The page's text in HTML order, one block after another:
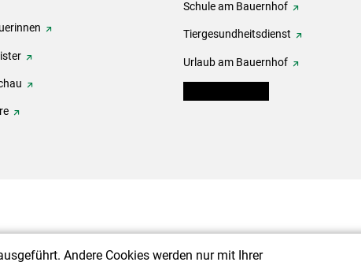
Schule am Bauernhof
Tiergesundheitsdienst
Urlaub am Bauernhof
Andere Cookies werden nur mit Ihrer